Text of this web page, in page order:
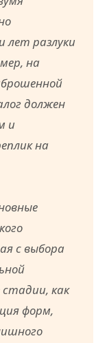
лет разлуки
на
должен
и
на
с выбора
как
форм,